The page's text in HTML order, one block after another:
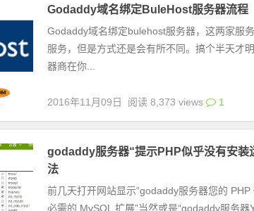
Godaddy域名绑定BuleHost服务器流程
Godaddy域名绑定bulehost服务器，这两家服
服务，但是方式还是会有所不同。搞个半天才
器商在你...
2016年11月09日 阅读 8,373 views 1
godaddy服务器“提示PHP似乎没有安
法
前几天打开网站显示“godaddy服务器您的
必需的 MySQL 扩展”当然或是“godaddy服务器